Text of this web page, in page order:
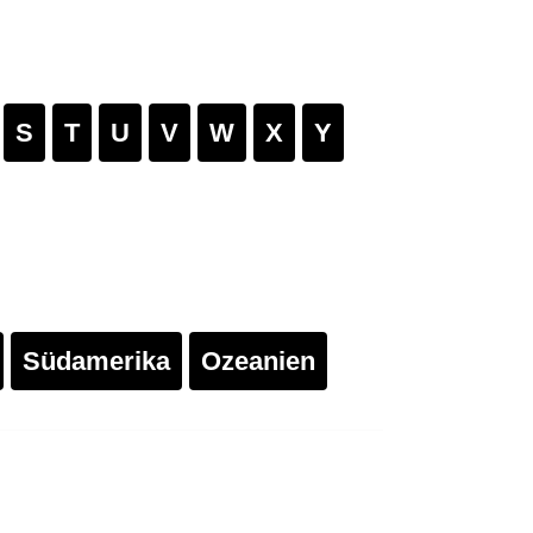
S T U V W X Y
Südamerika Ozeanien